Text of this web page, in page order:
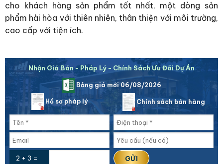
cho khách hàng sản phẩm tốt nhất, một dòng sản
phẩm hài hòa với thiên nhiên, thân thiện với môi trường,
cao cấp với tiện ích.
Nhận Giá Bán - Pháp Lý - Chính Sách Ưu Đãi Dự Án
Bảng giá mới 06/08/2026
Hồ sơ pháp lý Chính sách bán hàng
2 + 3 =